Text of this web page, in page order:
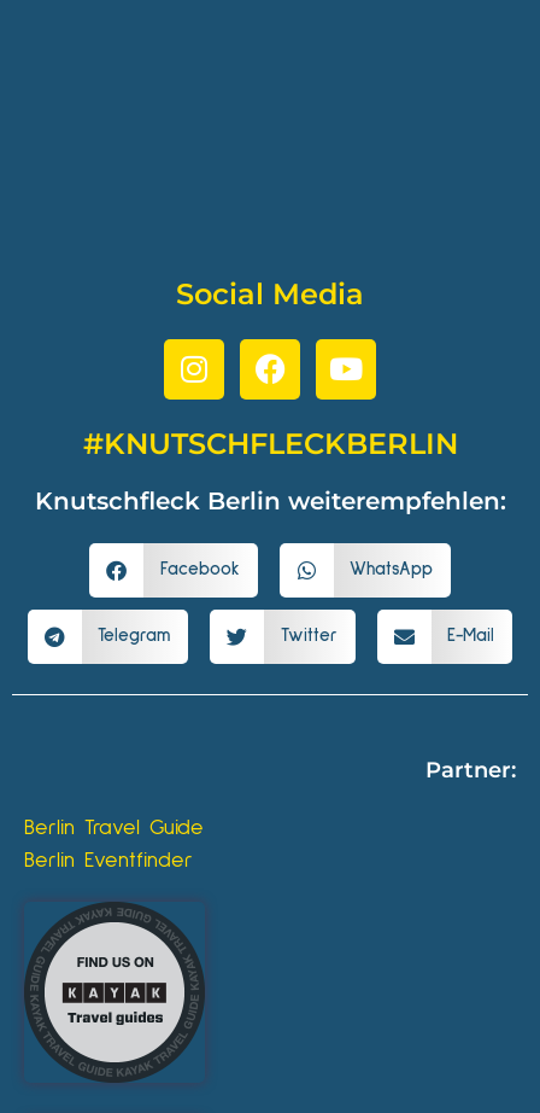
Social Media
#KNUTSCHFLECKBERLIN
Knutschfleck Berlin weiterempfehlen:
Facebook WhatsApp
Telegram Twitter E-Mail
Partner:
Berlin Travel Guide
Berlin Eventfinder